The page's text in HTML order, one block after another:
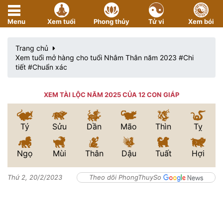
Menu Xem tuổi Phong thủy Tử vi Xem bói
Trang chủ
Xem tuổi mở hàng cho tuổi Nhâm Thân năm 2023 #Chi
tiết #Chuẩn xác
XEM TÀI LỘC NĂM 2025 CỦA 12 CON GIÁP
Tý Sửu Dần Mão Thìn Tỵ
Ngọ Mùi Thân Dậu Tuất Hợi
Thứ 2, 20/2/2023 Theo dõi PhongThuySo